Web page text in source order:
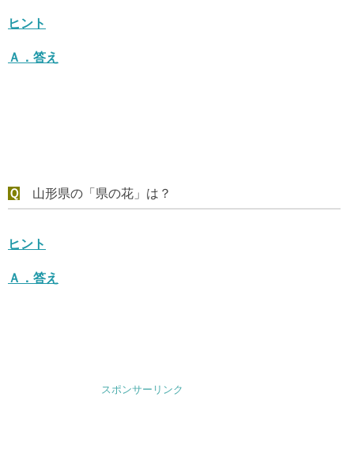
ヒント
Ａ．答え
Ｑ 山形県の「県の花」は？
ヒント
Ａ． 答え
スポンサーリンク